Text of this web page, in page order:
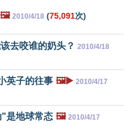
🖼️ 2010/4/18 (75,091次)
去咬谁的奶头？ 2010/4/18
英子的往事 🖼️▶️ 2010/4/17
是地球常态 🖼️ 2010/4/17